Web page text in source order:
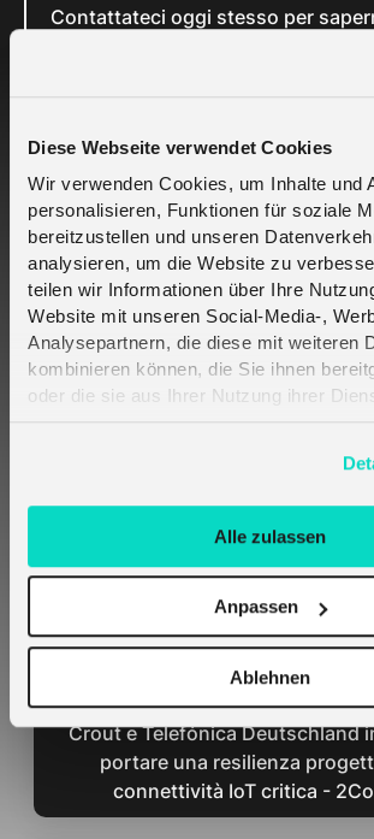
Diese Webseite verwendet Cookies
Wir verwenden Cookies, um Inhalte und
personalisieren, Funktionen für soziale
bereitzustellen und unseren
analysieren, um die Website zu
teilen wir Informationen über Ihre
Website mit unseren Social-Media-,
Analysepartnern, die diese mit weiteren
kombinieren können, die Sie ihnen
oder die sie aus Ihrer Nutzung ihrer
Alle zulassen
Anpassen
Ablehnen
Contattateci oggi stesso per
come possiamo aiutarvi a
obiettivi. Il nostro team è pronto a
costo per la produzione su larga
Harald Naumann
Crout GmbH,
Globale dello
Business
Crout e Telefónica Deutschland
portare una resilienza
connettività IoT critica -